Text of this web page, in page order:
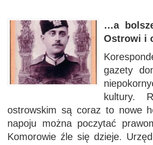
…a
Ostrowi i
gazety
kultury.
ostrowskim są coraz to nowe
napoju można poczytać
Komorowie źle się dzieje.